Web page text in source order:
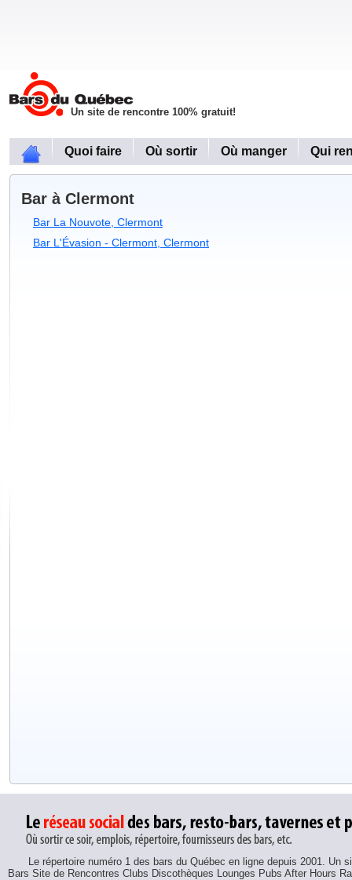
Un site de rencontre 100% gratuit!
Quoi faire Où sortir Où manger Qui
Bar à Clermont
Bar La Nouvote, Clermont
Bar L'Évasion - Clermont, Clermont
Le répertoire numéro 1 des bars du Québec en ligne depuis 2001.
Bars Site de Rencontres Clubs Discothèques Lounges Pubs After Hours